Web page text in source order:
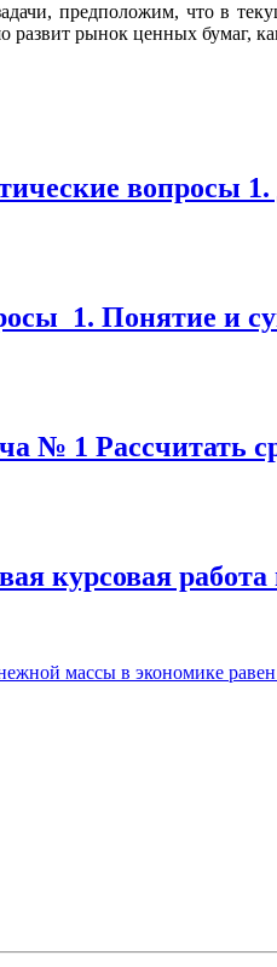
предположим, что в
развит рынок ценных бумаг,
вопросы
1. Понятие и
№ 1 Рассчитать
курсовая
массы в экономике